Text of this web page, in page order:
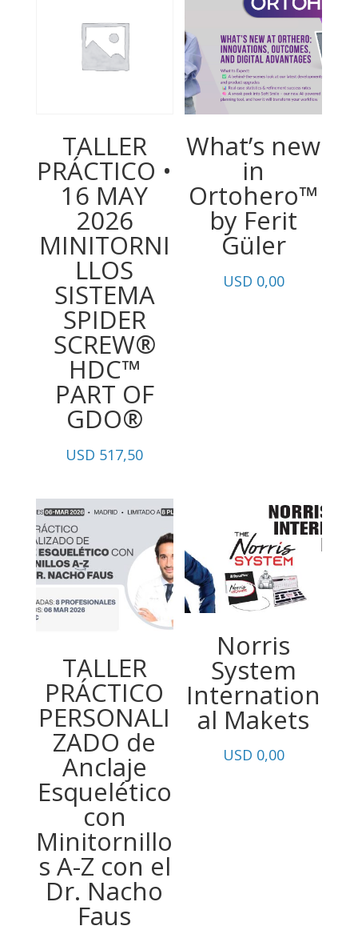
TALLER
PRÁCTICO •
16 MAY
2026
MINITORNI
LLOS
SISTEMA
SPIDER
SCREW®
HDC™
PART OF
GDO®
USD 517,50
What’s new
in
Ortohero™
by Ferit
Güler
USD 0,00
TALLER
PRÁCTICO
PERSONALI
ZADO de
Anclaje
Esquelético
con
Minitornillo
s A-Z con el
Dr. Nacho
Faus
Norris
System
Internation
al Makets
USD 0,00